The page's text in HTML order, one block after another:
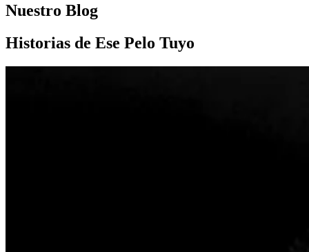
Nuestro Blog
Historias de Ese Pelo Tuyo